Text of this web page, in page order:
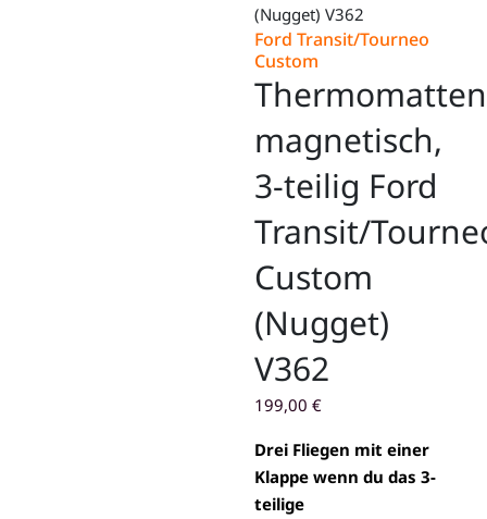
(Nugget) V362
Ford Transit/Tourneo
Custom
Thermomatten
magnetisch,
3-teilig Ford
Transit/
Custom
(Nugget)
V362
199,00 €
Drei Fliegen mit einer
Klappe wenn du das 3-
teilige